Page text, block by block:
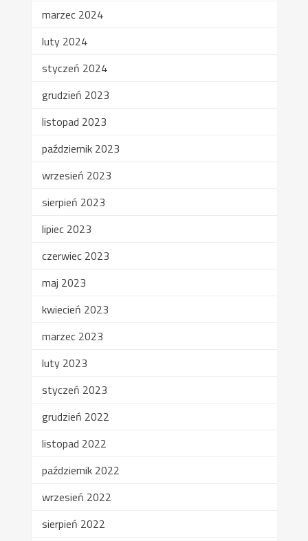
marzec 2024
luty 2024
styczeń 2024
grudzień 2023
listopad 2023
październik 2023
wrzesień 2023
sierpień 2023
lipiec 2023
czerwiec 2023
maj 2023
kwiecień 2023
marzec 2023
luty 2023
styczeń 2023
grudzień 2022
listopad 2022
październik 2022
wrzesień 2022
sierpień 2022